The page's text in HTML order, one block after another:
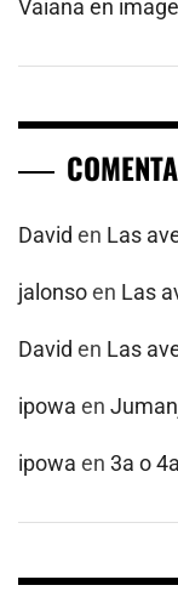
Vaiana en
David en Las
jalonsoen Las
David en Las
ipowa en
ipowa en 3a o